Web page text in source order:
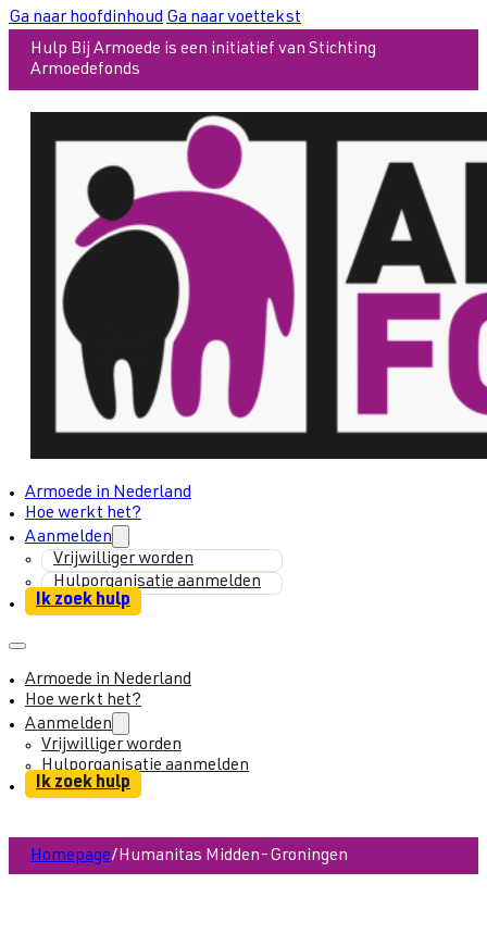
Ga naar hoofdinhoud Ga naar voettekst
Hulp Bij Armoede is een initiatief van Stichting
Armoedefonds
Armoede in Nederland
Hoe werkt het?
Aanmelden
Vrijwilliger worden
Hulporganisatie aanmelden
Ik zoek hulp
Armoede in Nederland
Hoe werkt het?
Aanmelden
Vrijwilliger worden
Hulporganisatie aanmelden
Ik zoek hulp
Homepage/Humanitas Midden-Groningen